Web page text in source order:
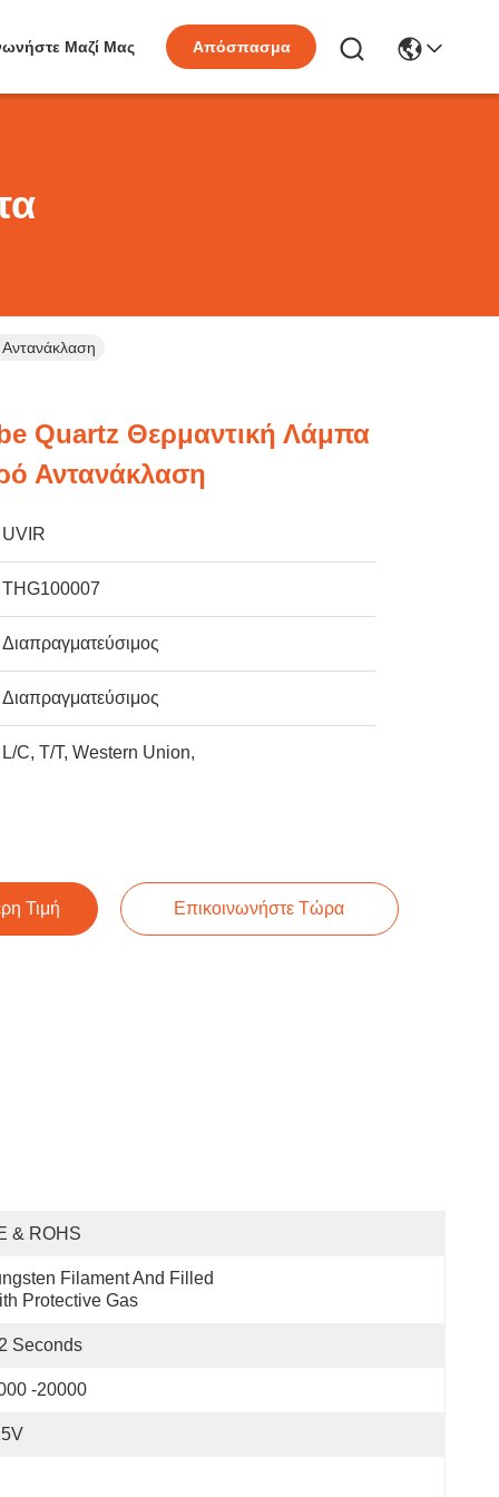
Μαζί Μας Απόσπασμα
Quartz Θερμαντική Λάμπα
Αντανάκλαση
UVIR
THG100007
Διαπραγματεύσιμος
Διαπραγματεύσιμος
L/C, T/T, Western Union,
Τιμή Επικοινωνήστε Τώρα
& ROHS
Filament And Filled
Protective Gas
Seconds
-20000